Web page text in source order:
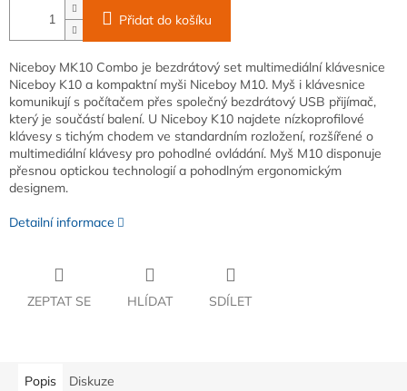
Přidat do košíku
Niceboy MK10 Combo je bezdrátový set multimediální klávesnice
Niceboy K10 a kompaktní myši Niceboy M10. Myš i klávesnice
komunikují s počítačem přes společný bezdrátový USB přijímač,
který je součástí balení. U Niceboy K10 najdete nízkoprofilové
klávesy s tichým chodem ve standardním rozložení, rozšířené o
multimediální klávesy pro pohodlné ovládání. Myš M10 disponuje
přesnou optickou technologií a pohodlným ergonomickým
designem.
Detailní informace
ZEPTAT SE HLÍDAT SDÍLET
Popis Diskuze